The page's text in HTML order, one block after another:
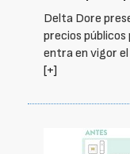
Delta Dore
precios públicos
entra en vigor
[+]